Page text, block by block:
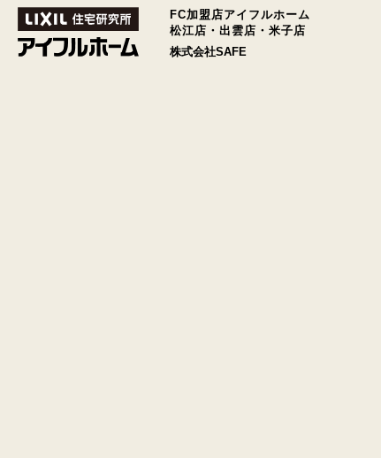
FC加盟店アイフルホーム
松江店・出雲店・米子店
株式会社SAFE